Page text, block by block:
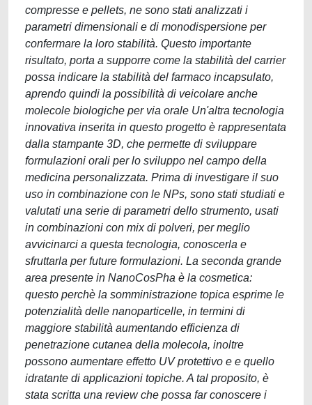
compresse e pellets, ne sono stati analizzati i
parametri dimensionali e di monodispersione per
confermare la loro stabilità. Questo importante
risultato, porta a supporre come la stabilità del carrier
possa indicare la stabilità del farmaco incapsulato,
aprendo quindi la possibilità di veicolare anche
molecole biologiche per via orale Un'altra tecnologia
innovativa inserita in questo progetto è rappresentata
dalla stampante 3D, che permette di sviluppare
formulazioni orali per lo sviluppo nel campo della
medicina personalizzata. Prima di investigare il suo
uso in combinazione con le NPs, sono stati studiati e
valutati una serie di parametri dello strumento, usati
in combinazioni con mix di polveri, per meglio
avvicinarci a questa tecnologia, conoscerla e
sfruttarla per future formulazioni. La seconda grande
area presente in NanoCosPha è la cosmetica:
questo perchè la somministrazione topica esprime le
potenzialità delle nanoparticelle, in termini di
maggiore stabilità aumentando efficienza di
penetrazione cutanea della molecola, inoltre
possono aumentare effetto UV protettivo e e quello
idratante di applicazioni topiche. A tal proposito, è
stata scritta una review che possa far conoscere i